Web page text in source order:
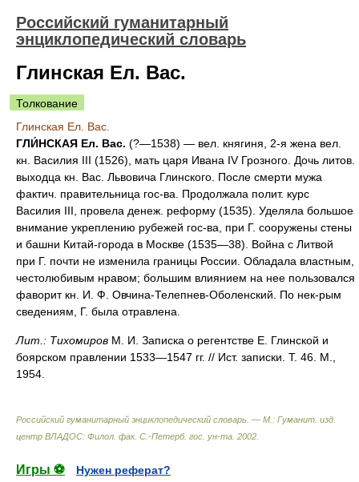
Российский гуманитарный
энциклопедический словарь
Глинская Ел. Вас.
Толкование
Глинская Ел. Вас.
ГЛИ́НСКАЯ Ел. Вас. (?—1538) — вел. княгиня, 2-я жена вел.
кн. Василия III (1526), мать царя Ивана IV Грозного. Дочь литов.
выходца кн. Вас. Львовича Глинского. После смерти мужа
фактич. правительница гос-ва. Продолжала полит. курс
Василия III, провела денеж. реформу (1535). Уделяла большое
внимание укреплению рубежей гос-ва, при Г. сооружены стены
и башни Китай-города в Москве (1535—38). Война с Литвой
при Г. почти не изменила границы России. Обладала властным,
честолюбивым нравом; большим влиянием на нее пользовался
фаворит кн. И. Ф. Овчина-Телепнев-Оболенский. По нек-рым
сведениям, Г. была отравлена.
Лит.: Тихомиров М. И. Записка о регентстве Е. Глинской и
боярском правлении 1533—1547 гг. // Ист. записки. Т. 46. М.,
1954.
Российский гуманитарный энциклопедический словарь. — М.: Гуманит. изд.
центр ВЛАДОС: Филол. фак. С.-Петерб. гос. ун-та 2002
Игры ⚽
Нужен реферат?